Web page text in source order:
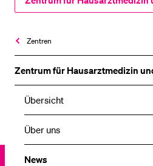
Zentren
Zentrum für Hausarztmedizin
Übersicht
Über uns
News